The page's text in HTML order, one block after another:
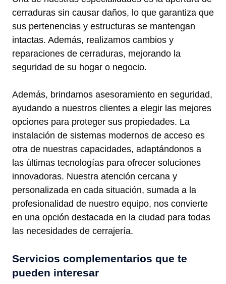
cerraduras sin causar daños, lo que garantiza que
sus pertenencias y estructuras se mantengan
intactas. Además, realizamos cambios y
reparaciones de cerraduras, mejorando la
seguridad de su hogar o negocio.
Además, brindamos asesoramiento en seguridad,
ayudando a nuestros clientes a elegir las mejores
opciones para proteger sus propiedades. La
instalación de sistemas modernos de acceso es
otra de nuestras capacidades, adaptándonos a
las últimas tecnologías para ofrecer soluciones
innovadoras. Nuestra atención cercana y
personalizada en cada situación, sumada a la
profesionalidad de nuestro equipo, nos convierte
en una opción destacada en la ciudad para todas
las necesidades de cerrajería.
Servicios complementarios que te
pueden interesar